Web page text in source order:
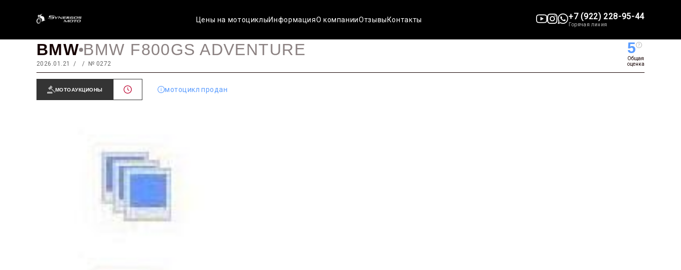
Цены на мотоциклыИнформацияО компанииОтзывы Контакты +7 (922) 228-95-44
Горячая линия
BMW BMW F800GS ADVENTURE
2026.01.21 № 0272
5
Общая
оценка
МОТОАУКЦИОНЫ мотоцикл продан